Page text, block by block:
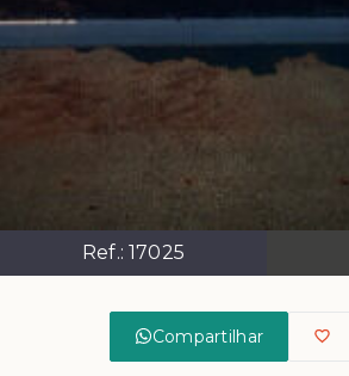
Ref.: 17025
Compartilhar